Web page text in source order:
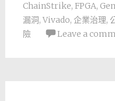
ChainStrike, FPGA,
漏洞, Vivado, 企業治理,
險
Leave a